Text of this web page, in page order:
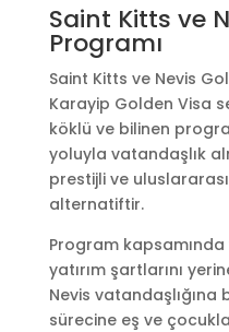
Saint Kitts ve
Programı
Saint Kitts ve Nevis
Karayip Golden Visa
köklü ve bilinen
yoluyla vatandaşlık
prestijli ve
alternatiftir.
Program kapsamında
yatırım şartlarını
Nevis
sürecine eş ve